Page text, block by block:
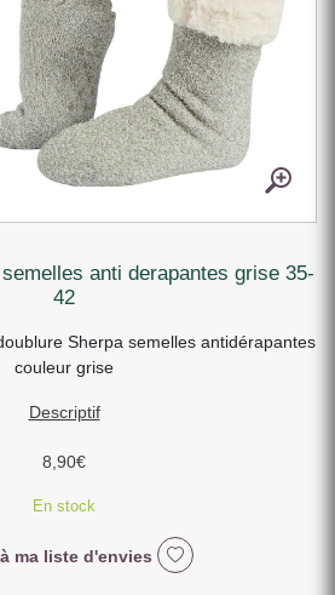
42
Sherpa semelles antidérapantes
couleur grise
Descriptif
8,90€
En stock
ma liste d'envies